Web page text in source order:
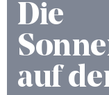
Die
auf